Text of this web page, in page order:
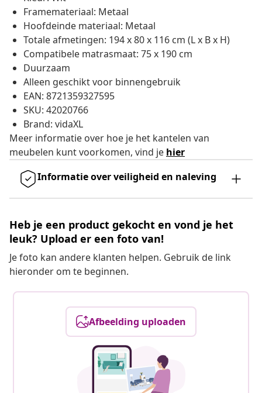
Framemateriaal: Metaal
Hoofdeinde materiaal: Metaal
Totale afmetingen: 194 x 80 x 116 cm (L x B x H)
Compatibele matrasmaat: 75 x 190 cm
Duurzaam
Alleen geschikt voor binnengebruik
EAN: 8721359327595
SKU: 42020766
Brand: vidaXL
Meer informatie over hoe je het kantelen van
meubelen kunt voorkomen, vind je hier
Informatie over veiligheid en naleving
Heb je een product gekocht en vond je het
leuk? Upload er een foto van!
Je foto kan andere klanten helpen. Gebruik de link
hieronder om te beginnen.
Afbeelding uploaden